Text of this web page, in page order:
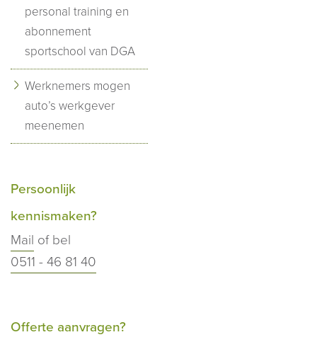
personal training en
abonnement
sportschool van DGA
Werknemers mogen
auto’s werkgever
meenemen
Persoonlijk
kennismaken?
Mail of bel
0511 - 46 81 40
Offerte aanvragen?